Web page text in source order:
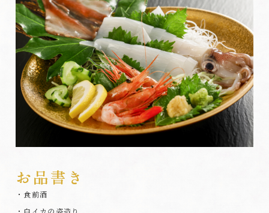
・食前酒